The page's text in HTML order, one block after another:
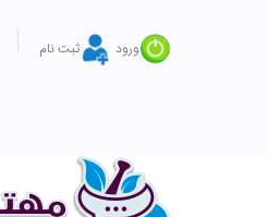
ورود ثبت نام